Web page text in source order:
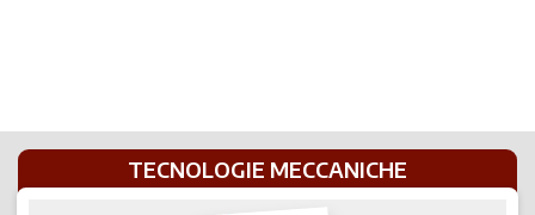
TECNOLOGIE MECCANICHE